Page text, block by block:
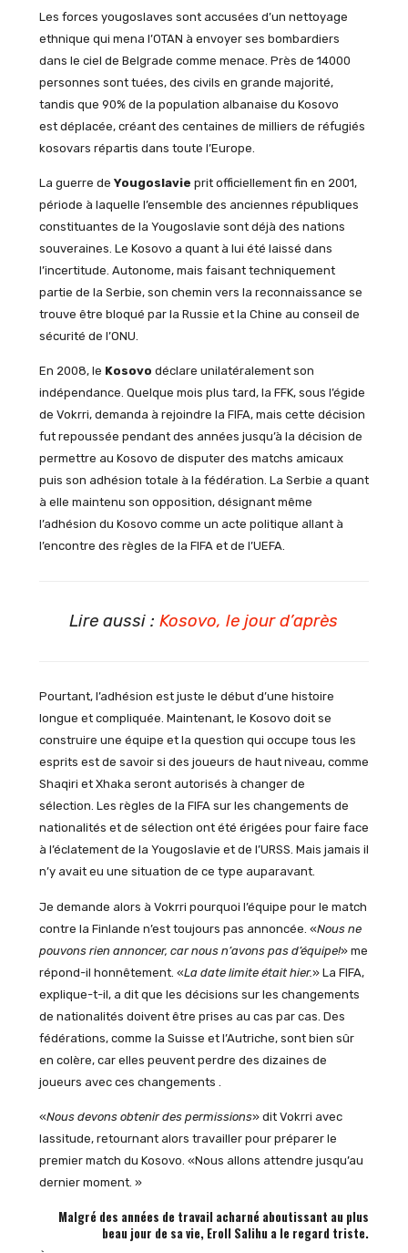
Les forces yougoslaves sont accusées d’un nettoyage
ethnique qui mena l’OTAN à envoyer ses bombardiers
dans le ciel de Belgrade comme menace. Près de 14000
personnes sont tuées, des civils en grande majorité,
tandis que 90% de la population albanaise du Kosovo
est déplacée, créant des centaines de milliers de réfugiés
kosovars répartis dans toute l’Europe.
La guerre de Yougoslavie prit officiellement fin en 2001,
période à laquelle l’ensemble des anciennes républiques
constituantes de la Yougoslavie sont déjà des nations
souveraines. Le Kosovo a quant à lui été laissé dans
l’incertitude. Autonome, mais faisant techniquement
partie de la Serbie, son chemin vers la reconnaissance se
trouve être bloqué par la Russie et la Chine au conseil de
sécurité de l’ONU.
En 2008, le Kosovo déclare unilatéralement son
indépendance. Quelque mois plus tard, la FFK, sous l’égide
de Vokrri, demanda à rejoindre la FIFA, mais cette décision
fut repoussée pendant des années jusqu’à la décision de
permettre au Kosovo de disputer des matchs amicaux
puis son adhésion totale à la fédération. La Serbie a quant
à elle maintenu son opposition, désignant même
l’adhésion du Kosovo comme un acte politique allant à
l’encontre des règles de la FIFA et de l’UEFA.
Lire aussi :Kosovo, le jour d’après
Pourtant, l’adhésion est juste le début d’une histoire
longue et compliquée. Maintenant, le Kosovo doit se
construire une équipe et la question qui occupe tous les
esprits est de savoir si des joueurs de haut niveau, comme
Shaqiri et Xhaka seront autorisés à changer de
sélection. Les règles de la FIFA sur les changements de
nationalités et de sélection ont été érigées pour faire face
à l’éclatement de la Yougoslavie et de l’URSS. Mais jamais il
n’y avait eu une situation de ce type auparavant.
Je demande alors à Vokrri pourquoi l’équipe pour le match
contre la Finlande n’est toujours pas annoncée. «Nous ne
pouvons rien annoncer, car nous n’avons pas d’équipe!» me
répond-il honnêtement. «La date limite était hier.» La FIFA,
explique-t-il, a dit que les décisions sur les changements
de nationalités doivent être prises au cas par cas. Des
fédérations, comme la Suisse et l’Autriche, sont bien sûr
en colère, car elles peuvent perdre des dizaines de
joueurs avec ces changements .
«Nous devons obtenir des permissions» dit Vokrri avec
lassitude, retournant alors travailler pour préparer le
premier match du Kosovo. «Nous allons attendre jusqu’au
dernier moment. »
Malgré des années de travail acharné aboutissant au plus
beau jour de sa vie, Eroll Salihu a le regard triste.